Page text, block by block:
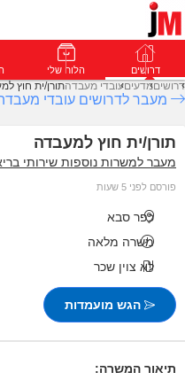
דרושים פרופילים דרושים הלוח שלי
דרושיםמדעיםעובדי מעבדהתורן/ית חוץ
מעבר לדרושים עובדי
תורן/ית חוץ למעבדה
מעבר למשרות נוספות שירותי
פורסם לפני 5 שעות
כפר סבא
משרה מלאה
לא צוין שכר
הגש מועמדות
תיאור המשרה: